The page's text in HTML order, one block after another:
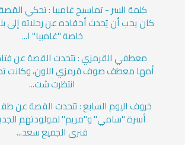
كلمة السر - تماسيح غامبيا : تحكي
كان يحب أن يُحدث أحفاده عن رحلاته إلى
خاصة "غامبيا" ا...
معطفي القرمزي : تتحدث القصة عن
أمها معطف صوف قرمزي اللون، وكانت
انتظرت شت...
خروف اليوم السابع : تتحدث القصة عن
أسرة "سامي" و"مريم" لمولودتهم
فنرى الجميع سعد...